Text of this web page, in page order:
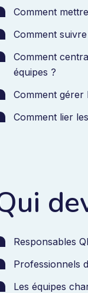
Comment
Comment
Comment
équipes ?
Comment
Comment lier
Responsables
Professionnels
Les équipes